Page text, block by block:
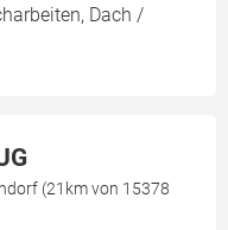
Dach /
(21km von 15378